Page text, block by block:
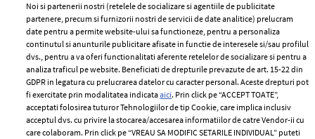
ELLE Style Awards
2024
Despre ELLE
Romania
Contact
Abonamente
Termeni si conditii
Politica de
confidențialitate
Politica de cookies
Publicitate
Noi si partenerii nostri (retelele de socializare si agentiile de publicitate
partenere, precum si furnizorii nostri de servicii de date analitice) prelucram
date pentru a permite website-ului sa functioneze, pentru a personaliza
continutul si anunturile publicitare afisate in functie de interesele si/sau profilul
dvs., pentru a va oferi functionalitati aferente retelelor de socializare si pentru a
analiza traficul pe website. Beneficiati de drepturile prevazute de art. 15-22 din
GDPR in legatura cu prelucrarea datelor cu caracter personal. Aceste drepturi pot
fi exercitate prin modalitatea indicataaici. Prin click pe “ACCEPT TOATE”,
acceptati folosirea tuturor Tehnologiilor de tip Cookie, care implica inclusiv
acceptul dvs. cu privire la stocarea/accesarea informatiilor de catre Vendor-ii cu
care colaboram. Prin click pe “VREAU SA MODIFIC SETARILE INDIVIDUAL” puteti